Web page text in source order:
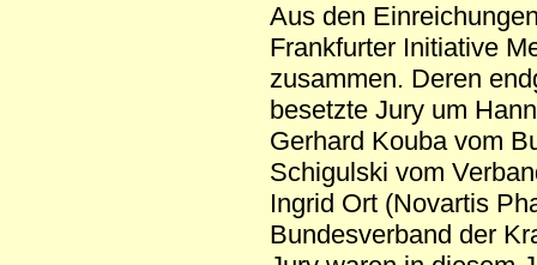
Aus den
Frankfurter Initiative
zusammen. Deren
besetzte Jury um
Gerhard Kouba vom
Schigulski vom
Ingrid Ort (Novartis
Bundesverband der